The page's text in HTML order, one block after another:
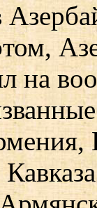
на